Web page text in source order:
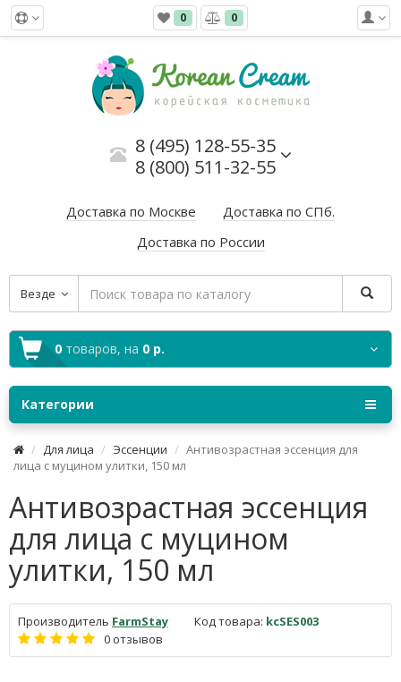
0 0
8 (495) 128-55-35
8 (800) 511-32-55
Доставка по Москве
Доставка по СПб.
Доставка по России
Везде
0 товаров, на 0 р.
Категории
Для лица Эссенции
Антивозрастная эссенция для
лица с муцином улитки, 150 мл
Антивозрастная эссенция
для лица с муцином
улитки, 150 мл
Производитель FarmStay Код товара: kcSES003
0 отзывов